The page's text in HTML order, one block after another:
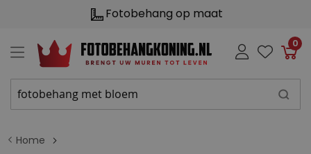
Fotobehang op maat
0
Home